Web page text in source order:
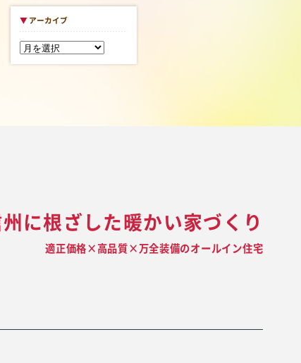
▼ アーカイブ
に根ざした暖かい家づくり
適正価格×高品質×万全装備のオールイン住宅